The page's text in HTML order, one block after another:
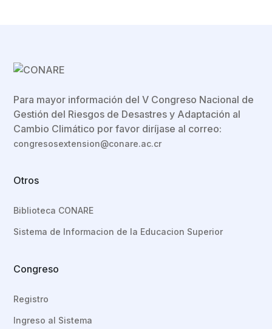
Para mayor información del V Congreso Nacional de
Gestión del Riesgos de Desastres y Adaptación al
Cambio Climático por favor diríjase al correo:
congresosextension@conare.ac.cr
Otros
Biblioteca CONARE
Sistema de Informacion de la Educacion Superior
Congreso
Registro
Ingreso al Sistema